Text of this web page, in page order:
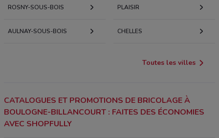
ROSNY-SOUS-BOIS PLAISIR
AULNAY-SOUS-BOIS CHELLES
Toutes les villes
CATALOGUES ET PROMOTIONS DE BRICOLAGE À
BOULOGNE-BILLANCOURT : FAITES DES ÉCONOMIES
AVEC SHOPFULLY